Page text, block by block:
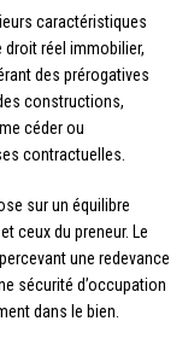
caractéristiques
droit réel immobilier,
des prérogatives
constructions,
céder ou
contractuelles.
sur un équilibre
ceux du preneur. Le
une redevance
sécurité d’occupation
dans le bien.